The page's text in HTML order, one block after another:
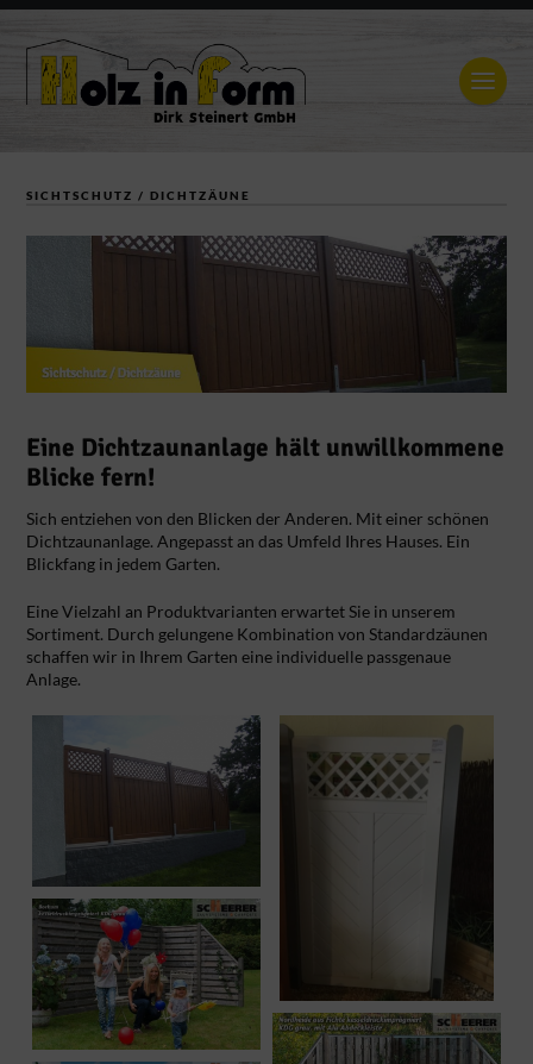
SICHTSCHUTZ / DICHTZÄUNE
Eine Dichtzaunanlage hält unwillkommene
Blicke fern!
Sich entziehen von den Blicken der Anderen. Mit einer schönen
Dichtzaunanlage. Angepasst an das Umfeld Ihres Hauses. Ein
Blickfang in jedem Garten.
Eine Vielzahl an Produktvarianten erwartet Sie in unserem
Sortiment. Durch gelungene Kombination von Standardzäunen
schaffen wir in Ihrem Garten eine individuelle passgenaue
Anlage.